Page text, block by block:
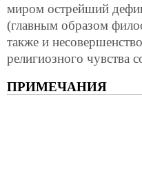
миром острейший
(главным образом
также и
религиозного чувства
ПРИМЕЧАНИЯ